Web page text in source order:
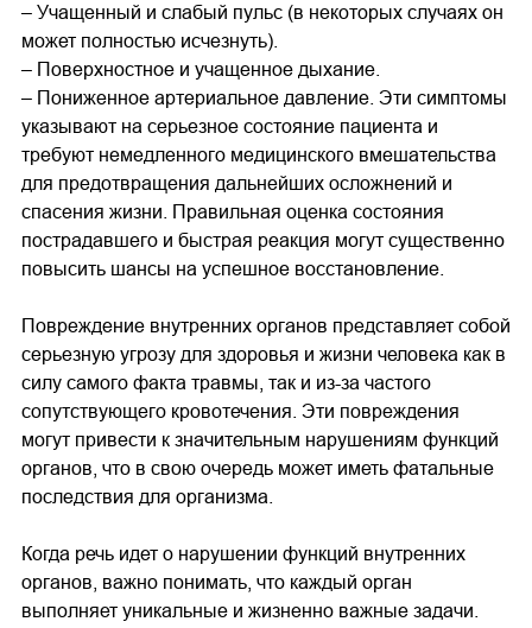
– Учащенный и слабый пульс (в некоторых случаях он
может полностью исчезнуть).
– Поверхностное и учащенное дыхание.
– Пониженное артериальное давление. Эти симптомы
указывают на серьезное состояние пациента и
требуют немедленного медицинского вмешательства
для предотвращения дальнейших осложнений и
спасения жизни. Правильная оценка состояния
пострадавшего и быстрая реакция могут существенно
повысить шансы на успешное восстановление.
Повреждение внутренних органов представляет собой
серьезную угрозу для здоровья и жизни человека как в
силу самого факта травмы, так и из-за частого
сопутствующего кровотечения. Эти повреждения
могут привести к значительным нарушениям функций
органов, что в свою очередь может иметь фатальные
последствия для организма.
Когда речь идет о нарушении функций внутренних
органов, важно понимать, что каждый орган
выполняет уникальные и жизненно важные задачи.